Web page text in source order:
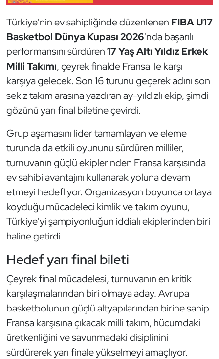
Türkiye'nin ev sahipliğinde düzenlenen FIBA U17
Basketbol Dünya Kupası 2026'nda başarılı
performansını sürdüren17 Yaş Altı Yıldız Erkek
Milli Takımı, çeyrek finalde Fransa ile karşı
karşıya gelecek. Son 16 turunu geçerek adını son
sekiz takım arasına yazdıran ay-yıldızlı ekip, şimdi
gözünü yarı final biletine çevirdi.
Grup aşamasını lider tamamlayan ve eleme
turunda da etkili oyununu sürdüren milliler,
turnuvanın güçlü ekiplerinden Fransa karşısında
ev sahibi avantajını kullanarak yoluna devam
etmeyi hedefliyor. Organizasyon boyunca ortaya
koyduğu mücadeleci kimlik ve takım oyunu,
Türkiye'yi şampiyonluğun iddialı ekiplerinden biri
haline getirdi.
Hedef yarı final bileti
Çeyrek final mücadelesi, turnuvanın en kritik
karşılaşmalarından biri olmaya aday. Avrupa
basketbolunun güçlü altyapılarından birine sahip
Fransa karşısına çıkacak milli takım, hücumdaki
üretkenliğini ve savunmadaki disiplinini
sürdürerek yarı finale yükselmeyi amaçlıyor.
Futbol
Futsal
Genel
Golf
Güreş
Halter
Hava Sporları
Hentbol
İşitme Engelli Sporcular
Judo ve Kuraş
Kano ve Rafting
Karate
Kayak
Kempo